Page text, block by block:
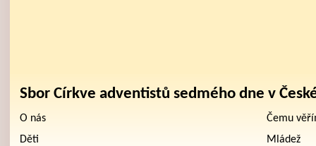
Sbor Církve adventistů sedmého dne v
O nás
Čemu
Děti
Mládež